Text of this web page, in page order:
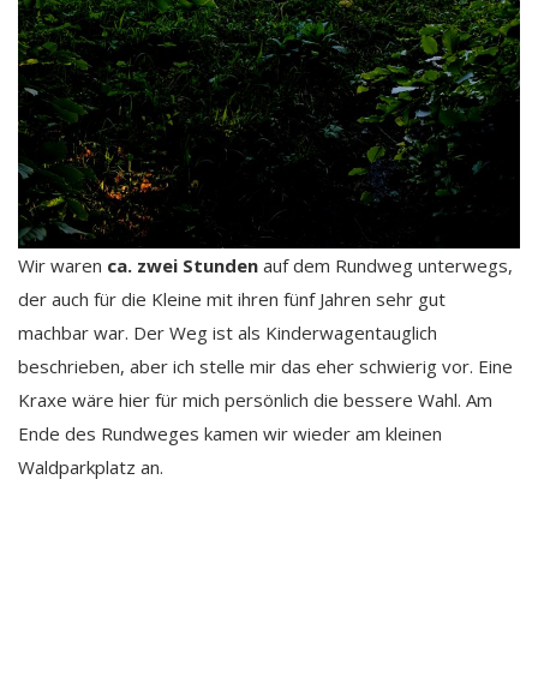
Wir waren ca. zwei Stunden auf dem Rundweg unterwegs,
der auch für die Kleine mit ihren fünf Jahren sehr gut
machbar war. Der Weg ist als Kinderwagentauglich
beschrieben, aber ich stelle mir das eher schwierig vor. Eine
Kraxe wäre hier für mich persönlich die bessere Wahl. Am
Ende des Rundweges kamen wir wieder am kleinen
Waldparkplatz an.